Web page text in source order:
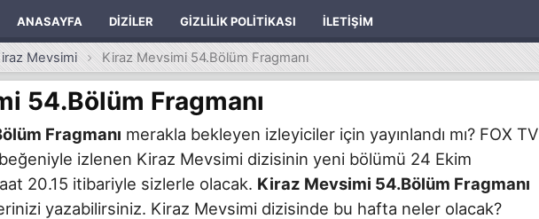
ANASAYFA DIZILER GIZLILIK POLITIKASI İLETIŞIM
Mevsimi Kiraz Mevsimi 54.Bölüm Fragmanı
54.Bölüm Fragmanı
Fragmanı merakla bekleyen izleyiciler için yayınlandı mı? FOX TV
izlenen Kiraz Mevsimi dizisinin yeni bölümü 24 Ekim
20.15 itibariyle sizlerle olacak. Kiraz Mevsimi 54.Bölüm Fragmanı
yazabilirsiniz. Kiraz Mevsimi dizisinde bu hafta neler olacak?